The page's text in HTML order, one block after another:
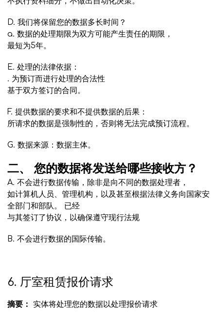
D. 我们将保留您的数据多长时间？
a. 数据的处理期限为双方可能产生责任的期限，
最短为5年。
E. 处理的法律依据：
. 为预订而进行处理的合法性
基于双方签订的合同。
F. 提供数据的要求和不提供数据的后果：
所请求的数据是强制性的，否则将无法完成预订流程。
G. 数据来源：数据主体。
二、 您的数据将发送给哪些接收方？
A. 不会进行数据传输，除非是向不同的数据处理者，
如计算机人员、管理机构，以及甚至根据法律义务向国家安
全部门和部队。 已经
与其签订了协议，以确保遵守现行法规
B. 不会进行数据的国际传输。
6. 厅室租赁报价请求
摘要： 实体将处理您的数据以处理报价请求